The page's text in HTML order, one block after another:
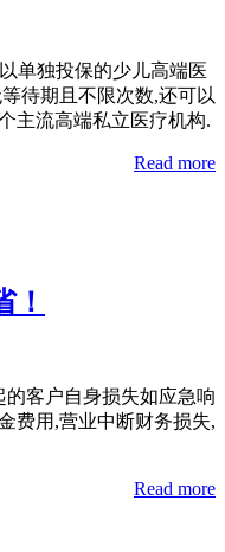
单独投保的少儿高端医
待期且不限次数,还可以
主流高端私立医疗机构.
Read more
！
客户自身损失如应急响
费用,营业中断财务损失,
Read more